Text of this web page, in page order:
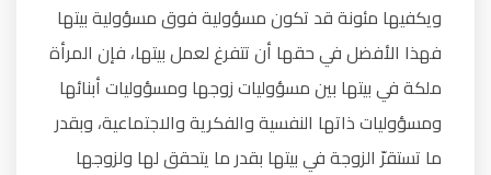
ويكفيها مئونة قد تكون مسؤولية فوق مسؤولية بيتها
فهذا الأفضل في حقها أن تتفرغ لعمل بيتها، فإن المرأة
ملكة في بيتها بين مسؤوليات زوجها ومسؤوليات أبنائها
ومسؤوليات ذاتها النفسية والفكرية والاجتماعية، وبقدر
ما تستقرّ الزوجة في بيتها بقدر ما يتحقق لها ولزوجها